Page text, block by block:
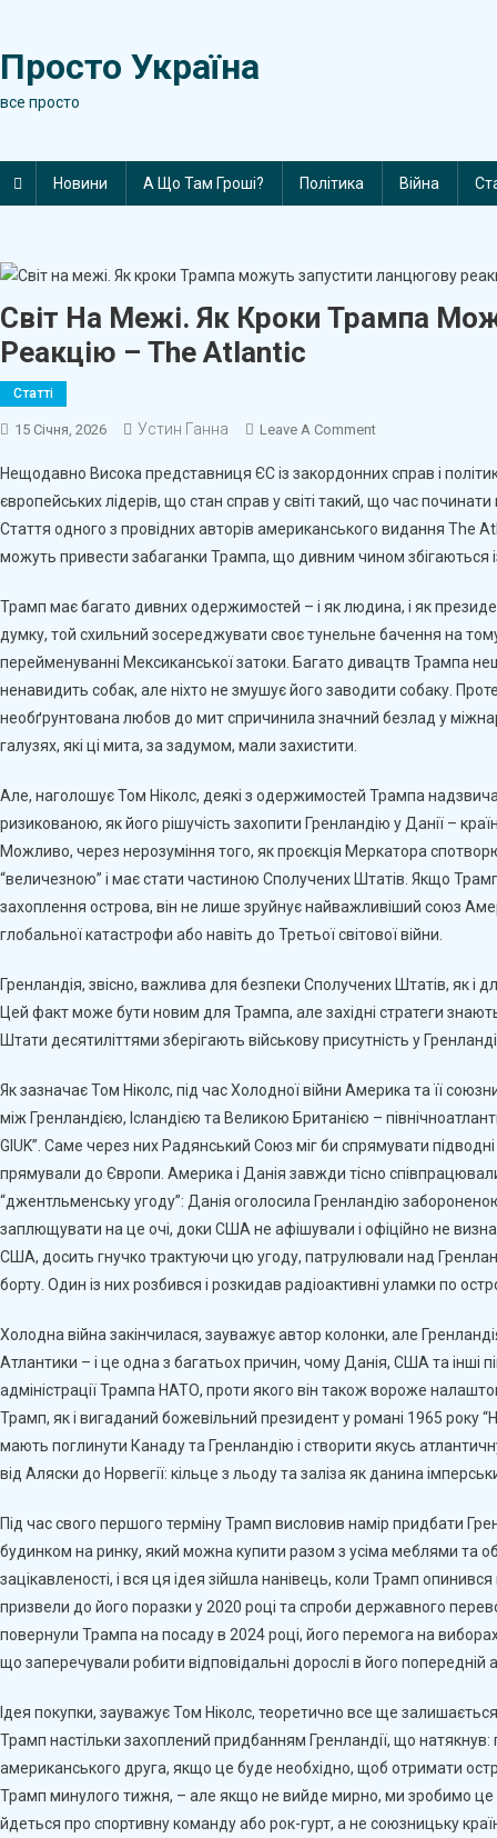
content
Просто Україна
все просто
Новини А Що Там Гроші? Політика Війна
Світ На Межі. Як Кроки Трампа
Реакцію – The Atlantic
Статті
15 Січня, 2026 Устин Ганна Leave A CommentOn
На
Межі.
Як
Кроки
Можуть
Запустити
Ланцюгову
Реакцію
–
Нещодавно Висока представниця ЄС із закордонних справ і
європейських лідерів, що стан справ у світі такий, що час
Стаття одного з провідних авторів американського видання The
можуть привести забаганки Трампа, що дивним чином збігаються
Трамп має багато дивних одержимостей – і як людина, і як
думку, той схильний зосереджувати своє тунельне бачення на
перейменуванні Мексиканської затоки. Багато дивацтв Трампа
ненавидить собак, але ніхто не змушує його заводити собаку. Проте
необґрунтована любов до мит спричинила значний безлад у
галузях, які ці мита, за задумом, мали захистити.
Але, наголошує Том Ніколс, деякі з одержимостей Трампа
ризикованою, як його рішучість захопити Гренландію у Данії –
Можливо, через нерозуміння того, як проєкція Меркатора
“величезною” і має стати частиною Сполучених Штатів. Якщо
захоплення острова, він не лише зруйнує найважливіший союз
глобальної катастрофи або навіть до Третьої світової війни.
Гренландія, звісно, важлива для безпеки Сполучених Штатів, як і
Цей факт може бути новим для Трампа, але західні стратеги
Штати десятиліттями зберігають військову присутність у
Як зазначає Том Ніколс, під час Холодної війни Америка та її
між Гренландією, Ісландією та Великою Британією –
GIUK”. Саме через них Радянський Союз міг би спрямувати
прямували до Європи. Америка і Данія завжди тісно
“джентльменську угоду”: Данія оголосила Гренландію
заплющувати на це очі, доки США не афішували і офіційно не
США, досить гнучко трактуючи цю угоду, патрулювали над
борту. Один із них розбився і розкидав радіоактивні уламки по
Холодна війна закінчилася, зауважує автор колонки, але
Атлантики – і це одна з багатьох причин, чому Данія, США та інші
адміністрації Трампа НАТО, проти якого він також вороже
Трамп, як і вигаданий божевільний президент у романі 1965 року
мають поглинути Канаду та Гренландію і створити якусь
від Аляски до Норвегії: кільце з льоду та заліза як данина
Під час свого першого терміну Трамп висловив намір придбати
будинком на ринку, який можна купити разом з усіма меблями та
зацікавленості, і вся ця ідея зійшла нанівець, коли Трамп
призвели до його поразки у 2020 році та спроби державного
повернули Трампа на посаду в 2024 році, його перемога на
що заперечували робити відповідальні дорослі в його попередній
Ідея покупки, зауважує Том Ніколс, теоретично все ще
Трамп настільки захоплений придбанням Гренландії, що
американського друга, якщо це буде необхідно, щоб отримати
Трамп минулого тижня, – але якщо не вийде мирно, ми зробимо це
йдеться про спортивну команду або рок-гурт, а не союзницьку